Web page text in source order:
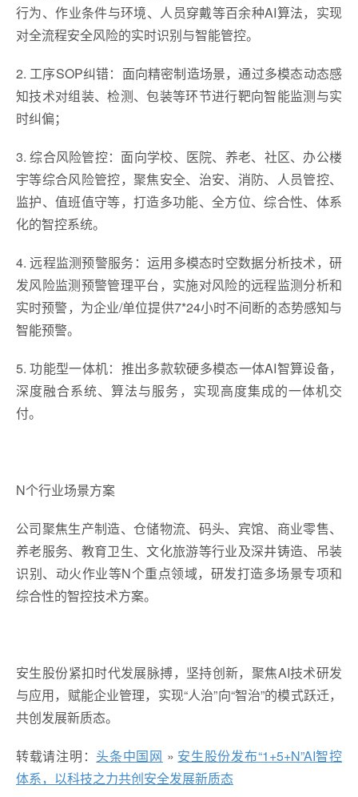
行为、作业条件与环境、人员穿戴等百余种AI算法，实现
对全流程安全风险的实时识别与智能管控。
2. 工序SOP纠错：面向精密制造场景，通过多模态动态感
知技术对组装、检测、包装等环节进行靶向智能监测与实
时纠偏；
3. 综合风险管控：面向学校、医院、养老、社区、办公楼
宇等综合风险管控，聚焦安全、治安、消防、人员管控、
监护、值班值守等，打造多功能、全方位、综合性、体系
化的智控系统。
4. 远程监测预警服务：运用多模态时空数据分析技术，研
发风险监测预警管理平台，实施对风险的远程监测分析和
实时预警，为企业/单位提供7*24小时不间断的态势感知与
智能预警。
5. 功能型一体机：推出多款软硬多模态一体AI智算设备，
深度融合系统、算法与服务，实现高度集成的一体机交
付。
N个行业场景方案
公司聚焦生产制造、仓储物流、码头、宾馆、商业零售、
养老服务、教育卫生、文化旅游等行业及深井铸造、吊装
识别、动火作业等N个重点领域，研发打造多场景专项和
综合性的智控技术方案。
安生股份紧扣时代发展脉搏，坚持创新，聚焦AI技术研发
与应用，赋能企业管理，实现“人治”向“智治”的模式跃迁，
共创发展新质态。
转载请注明： 头条中国网 » 安生股份发布“1+5+N”AI智控
体系，以科技之力共创安全发展新质态